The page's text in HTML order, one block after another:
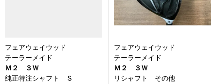
フェアウェイウッド
テーラーメイド
Ｍ２ ３Ｗ
純正特注シャフト Ｓ
フェアウェイウッド
テーラーメイド
Ｍ２ ３Ｗ
リシャフト その他